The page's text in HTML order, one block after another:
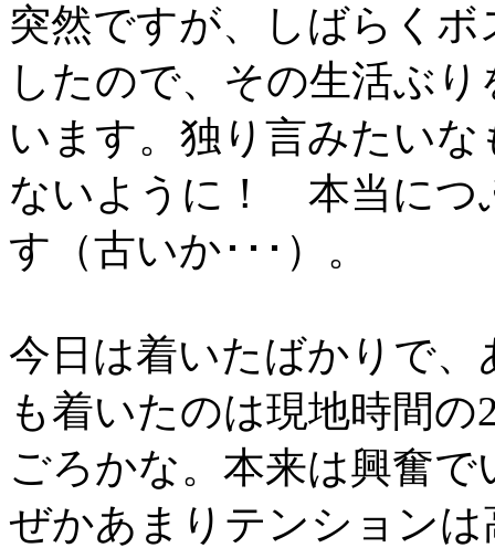
突然ですが、しばらく
したので、その生活ぶ
います。独り言みたい
ないように！ 本当につ
す（古いか･･･）。
今日は着いたばかりで
も着いたのは現地時間の
ごろかな。本来は興奮
ぜかあまりテンション